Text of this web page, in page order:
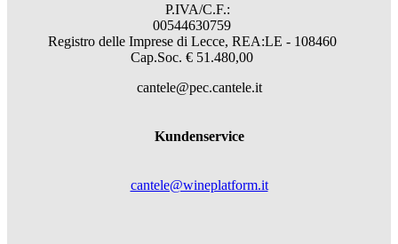
P.IVA/C.F.:
00544630759
Registro delle Imprese di Lecce, REA:LE - 108460
Cap.Soc. € 51.480,00
cantele@pec.cantele.it
Kundenservice
cantele@wineplatform.it